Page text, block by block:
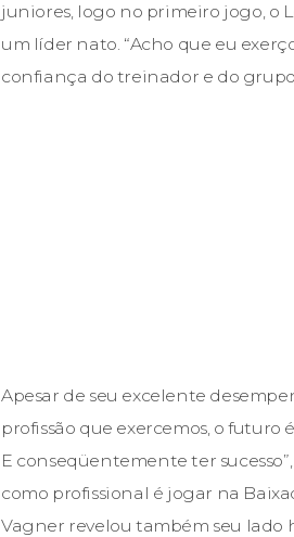
juniores, logo no primeiro jogo, o
um líder nato. “Acho que eu
confiança do treinador e do
Apesar de seu excelente
profissão que exercemos, o
E conseqüentemente ter
como profissional é jogar na
Vagner revelou também seu